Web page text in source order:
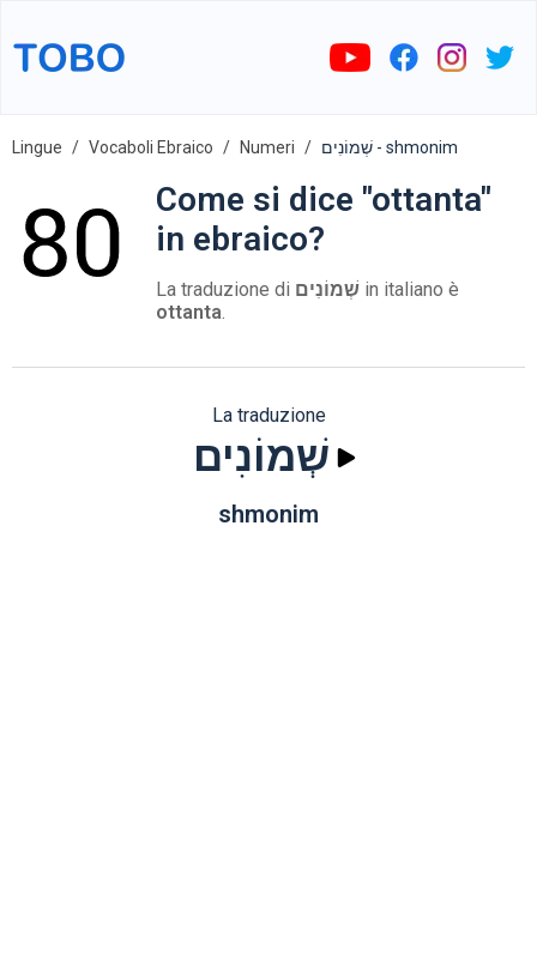
Lingue Vocaboli Ebraico Numeri שְׁמוֹנִים - shmonim
Come si dice "ottanta"
in ebraico?
La traduzione di שְׁמוֹנִים in italiano è
ottanta.
La traduzione
שְׁמוֹנִים
shmonim